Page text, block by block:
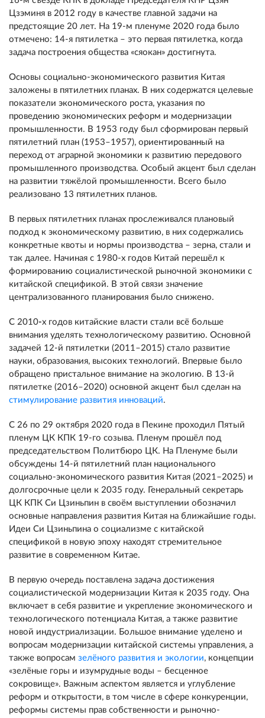
Цзэминя в 2012 году в качестве главной задачи на
предстоящие 20 лет. На 19-м пленуме 2020 года было
отмечено: 14-я пятилетка – это первая пятилетка, когда
задача построения общества «сяокан» достигнута.
Основы социально-экономического развития Китая
заложены в пятилетних планах. В них содержатся целевые
показатели экономического роста, указания по
проведению экономических реформ и модернизации
промышленности. В 1953 году был сформирован первый
пятилетний план (1953–1957), ориентированный на
переход от аграрной экономики к развитию передового
промышленного производства. Особый акцент был сделан
на развитии тяжёлой промышленности. Всего было
реализовано 13 пятилетних планов.
В первых пятилетних планах прослеживался плановый
подход к экономическому развитию, в них содержались
конкретные квоты и нормы производства – зерна, стали и
так далее. Начиная с 1980-х годов Китай перешёл к
формированию социалистической рыночной экономики с
китайской спецификой. В этой связи значение
централизованного планирования было снижено.
С 2010-х годов китайские власти стали всё больше
внимания уделять технологическому развитию. Основной
задачей 12-й пятилетки (2011–2015) стало развитие
науки, образования, высоких технологий. Впервые было
обращено пристальное внимание на экологию. В 13-й
пятилетке (2016–2020) основной акцент был сделан на
стимулирование развития инноваций.
С 26 по 29 октября 2020 года в Пекине проходил Пятый
пленум ЦК КПК 19-го созыва. Пленум прошёл под
председательством Политбюро ЦК. На Пленуме были
обсуждены 14-й пятилетний план национального
социально-экономического развития Китая (2021–2025) и
долгосрочные цели к 2035 году. Генеральный секретарь
ЦК КПК Си Цзиньпин в своём выступлении обозначил
основные направления развития Китая на ближайшие годы.
Идеи Си Цзиньпина о социализме с китайской
спецификой в новую эпоху находят стремительное
развитие в современном Китае.
В первую очередь поставлена задача достижения
социалистической модернизации Китая к 2035 году. Она
включает в себя развитие и укрепление экономического и
технологического потенциала Китая, а также развитие
новой индустриализации. Большое внимание уделено и
вопросам модернизации китайской системы управления, а
также вопросам зелёного развития и экологии, концепции
«зелёные горы и изумрудные воды – бесценное
сокровище». Важным аспектом является и углубление
реформ и открытости, в том числе в сфере конкуренции,
реформы системы прав собственности и рыночно-